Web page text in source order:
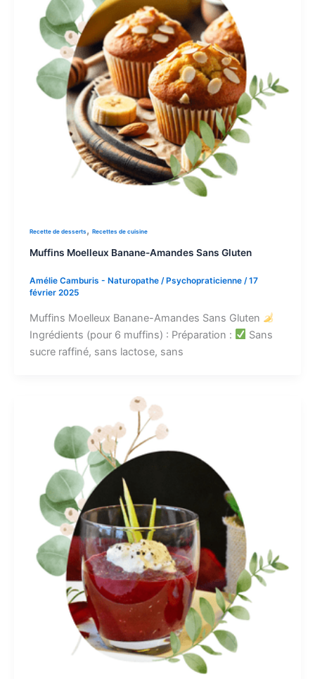
Recette de desserts , Recettes de cuisine
Muffins Moelleux Banane-Amandes Sans Gluten
Amélie Camburis - Naturopathe / Psychopraticienne /17
février 2025
Muffins Moelleux Banane-Amandes Sans Gluten
Ingrédients (pour 6 muffins) : Préparation :
Sans
sucre raffiné, sans lactose, sans